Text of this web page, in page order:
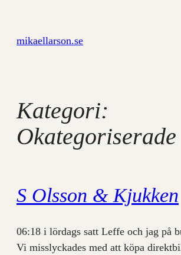
innehåll
mikaellarson.se
Kategori:
Okategoriserade
S Olsson & Kjukken
06:18 i lördags satt Leffe och jag på
Vi misslyckades med att köpa